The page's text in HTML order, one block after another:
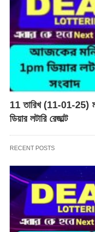
11 তারিখ (11-01-25)
ডিয়ার লটারি রেজাল্ট
RECENT POSTS